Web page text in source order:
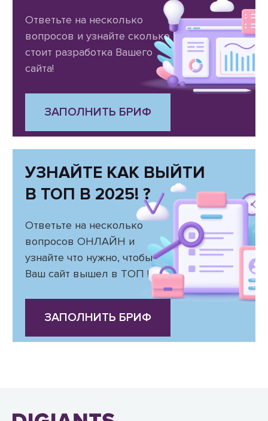
Ответьте на несколько
вопросов и узнайте сколько
стоит разработка Вашего
сайта!
ЗАПОЛНИТЬ БРИФ
УЗНАЙТЕ КАК ВЫЙТИ
В ТОП В 2025! ?
Ответьте на несколько
вопросов ОНЛАЙН и
узнайте что нужно, чтобы
Ваш сайт вышел в ТОП !
ЗАПОЛНИТЬ БРИФ